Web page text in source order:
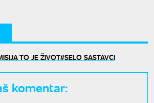
TO JE ŽIVOT SELO SASTAVCI
komentar: